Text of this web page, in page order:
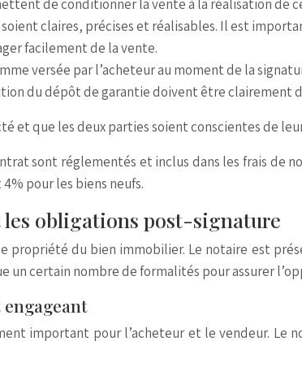
de conditionner la vente à la réalisation
claires, précises et réalisables. Il est
facilement de la vente.
versée par l’acheteur au moment de la
du dépôt de garantie doivent être clairement
et que les deux parties soient conscientes de
sont réglementés et inclus dans les frais de
pour les biens neufs.
les obligations post-signature
propriété du bien immobilier. Le notaire est
certain nombre de formalités pour assurer
important pour l’acheteur et le vendeur. Le